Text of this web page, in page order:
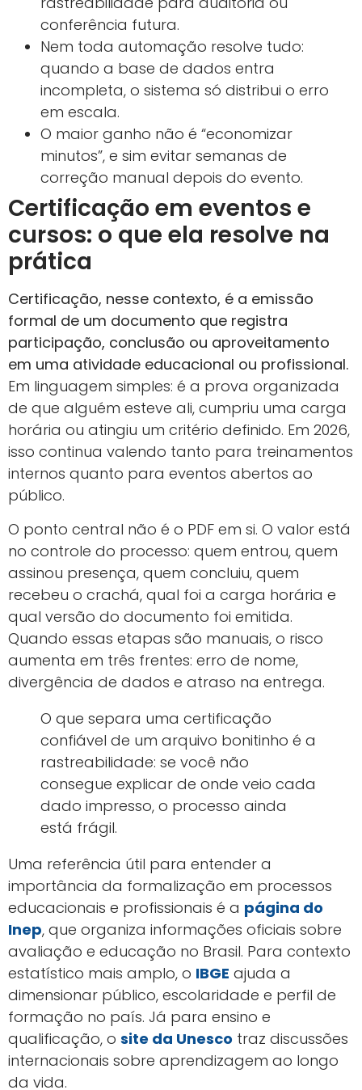
conferência futura.
Nem toda automação resolve tudo:
quando a base de dados entra
incompleta, o sistema só distribui o erro
em escala.
O maior ganho não é “economizar
minutos”, e sim evitar semanas de
correção manual depois do evento.
Certificação em eventos e
cursos: o que ela resolve na
prática
Certificação, nesse contexto, é a emissão
formal de um documento que registra
participação, conclusão ou aproveitamento
em uma atividade educacional ou profissional.
Em linguagem simples: é a prova organizada
de que alguém esteve ali, cumpriu uma carga
horária ou atingiu um critério definido. Em 2026,
isso continua valendo tanto para treinamentos
internos quanto para eventos abertos ao
público.
O ponto central não é o PDF em si. O valor está
no controle do processo: quem entrou, quem
assinou presença, quem concluiu, quem
recebeu o crachá, qual foi a carga horária e
qual versão do documento foi emitida.
Quando essas etapas são manuais, o risco
aumenta em três frentes: erro de nome,
divergência de dados e atraso na entrega.
O que separa uma certificação
confiável de um arquivo bonitinho é a
rastreabilidade: se você não
consegue explicar de onde veio cada
dado impresso, o processo ainda
está frágil.
Uma referência útil para entender a
importância da formalização em processos
educacionais e profissionais é a página do
Inep, que organiza informações oficiais sobre
avaliação e educação no Brasil. Para contexto
estatístico mais amplo, o IBGE ajuda a
dimensionar público, escolaridade e perfil de
formação no país. Já para ensino e
qualificação, o site da Unesco traz discussões
internacionais sobre aprendizagem ao longo
da vida.